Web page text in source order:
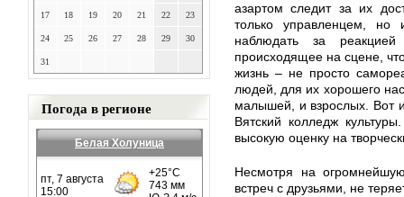
17 18 19 20 21 22 23
24 25 26 27 28 29 30
31
Погода в регионе
Белая Холуница
азартом следит за их
только управленцем,
наблюдать за
происходящее на сцене,
жизнь – не просто
людей, для их хорошего
малышей, и взрослых. Вот
Вятский колледж
высокую оценку на
Несмотря на
встреч с друзьями, не